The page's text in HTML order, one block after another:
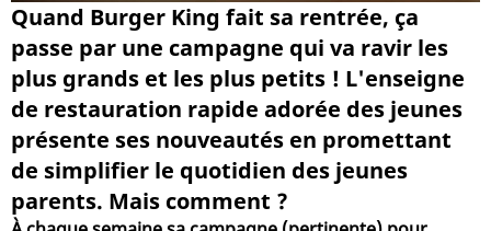
Quand Burger King fait sa rentrée, ça
passe par une campagne qui va ravir les
plus grands et les plus petits ! L'enseigne
de restauration rapide adorée des jeunes
présente ses nouveautés en promettant
de simplifier le quotidien des jeunes
parents. Mais comment ?